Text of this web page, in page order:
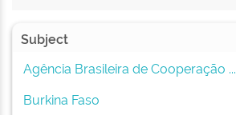
Subject
Agência Brasileira de Cooperação ...
Burkina Faso